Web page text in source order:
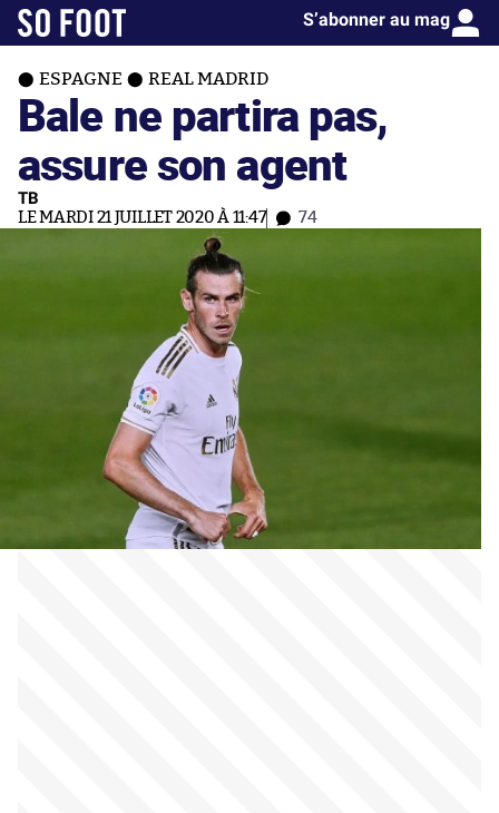
S’abonner au mag
ESPAGNE REAL MADRID
Bale ne partira pas,
assure son agent
TB
LE MARDI 21 JUILLET 2020 À 11:47 74